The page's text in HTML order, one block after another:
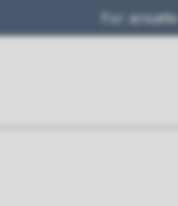
For ansatte